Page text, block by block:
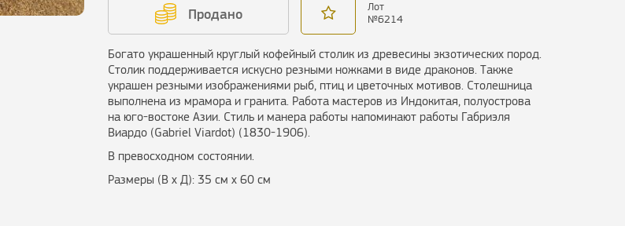
Продано
Лот
№6214
Богато украшенный круглый кофейный столик из древесины экзотических пород.
Столик поддерживается искусно резными ножками в виде драконов. Также
украшен резными изображениями рыб, птиц и цветочных мотивов. Столешница
выполнена из мрамора и гранита. Работа мастеров из Индокитая, полуострова
на юго-востоке Азии. Стиль и манера работы напоминают работы Габриэля
Виардо (Gabriel Viardot) (1830-1906).
В превосходном состоянии.
Размеры (В х Д): 35 см х 60 см